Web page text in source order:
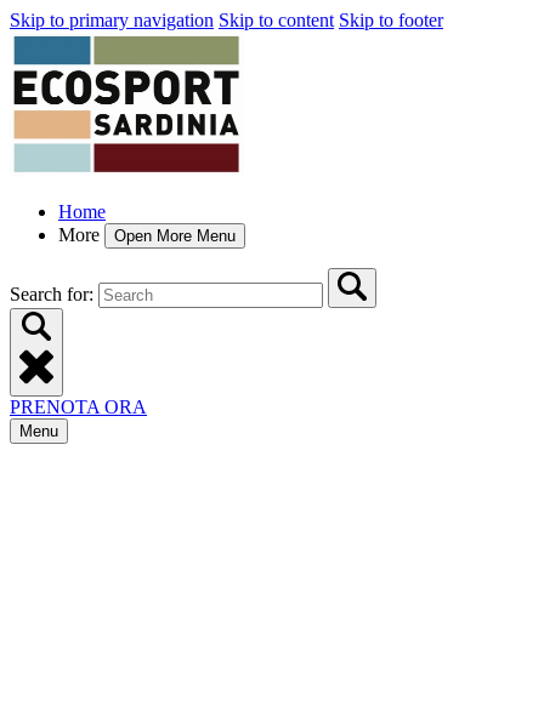
Skip to primary navigation Skip to content Skip to footer
Home
More
Open More Menu
Search for:
PRENOTA ORA
Menu